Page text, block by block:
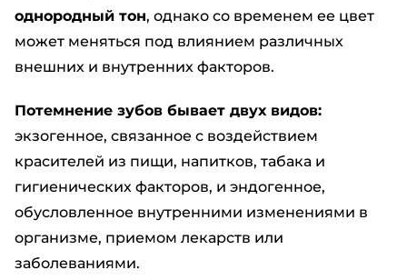
однородный тон, однако со временем ее цвет
может меняться под влиянием различных
внешних и внутренних факторов.
Потемнение зубов бывает двух видов:
экзогенное, связанное с воздействием
красителей из пищи, напитков, табака и
гигиенических факторов, и эндогенное,
обусловленное внутренними изменениями в
организме, приемом лекарств или
заболеваниями.